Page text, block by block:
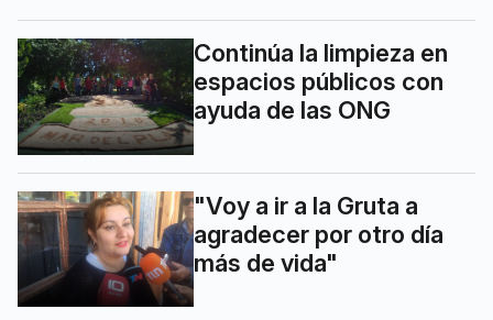
Continúa la limpieza en
espacios públicos con
ayuda de las ONG
"Voy a ir a la Gruta a
agradecer por otro día
más de vida"